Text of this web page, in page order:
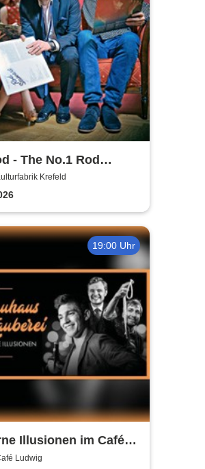
- The No.1 Rod
Show ...unplugged &
Krefeld
19:00 Uhr
Illusionen im Café
Ludwig